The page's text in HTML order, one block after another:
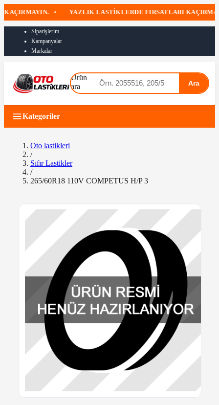
• YAZLIK LASTIKLERDE FIRSATLARI KAÇIRMAYIN
Siparişlerim
Kampanyalar
Markalar
Ürün
ara
Ara
Kategoriler
Oto lastikleri
/
Sıfır Lastikler
/
265/60R18 110V COMPETUS H/P 3